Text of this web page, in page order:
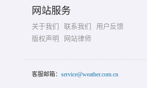
网站服务
关于我们 联系我们
用户反馈
版权声明
网站律师
客服邮箱： service@weather.com.cn